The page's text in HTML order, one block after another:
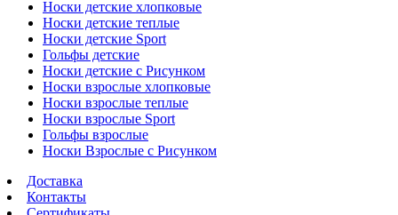
Носки детские хлопковые
Носки детские теплые
Носки детские Sport
Гольфы детские
Носки детские с Рисунком
Носки взрослые хлопковые
Носки взрослые теплые
Носки взрослые Sport
Гольфы взрослые
Носки Взрослые с Рисунком
Доставка
Контакты